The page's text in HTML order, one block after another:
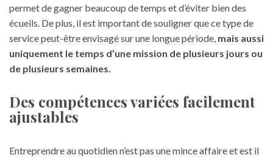
permet de gagner beaucoup de temps et d’éviter bien des
écueils. De plus, il est important de souligner que ce type de
service peut-être envisagé sur une longue période, mais aussi
uniquement le temps d’une mission de plusieurs jours ou
de plusieurs semaines.
Des compétences variées facilement
ajustables
Entreprendre au quotidien n’est pas une mince affaire et est il